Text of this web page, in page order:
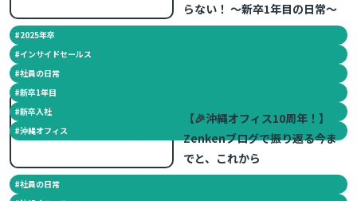
らない！ ～新卒1年目の日常～
#2025年卒
#インサイドセールス
#社員の日常
#新卒1年目
#新卒入社
#沖縄オフィス
【🎉沖縄オフィス10周年！】
Zenkenブログで振り返る今ま
でと、これから
#社員の日常